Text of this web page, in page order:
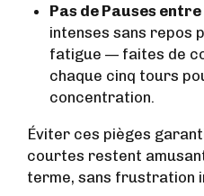
Pas de Pauses
intenses sans repos
fatigue — faites de
chaque cinq tours
concentration.
Éviter ces pièges
courtes restent
terme, sans frustration